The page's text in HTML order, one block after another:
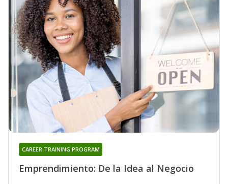
Emprendimiento: De la Idea al Negocio
CAREER TRAINING PROGRAM